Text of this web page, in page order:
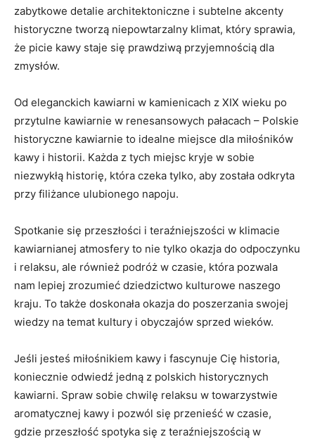
zabytkowe ⁢detalie architektoniczne i subtelne akcenty
historyczne ⁣tworzą niepowtarzalny klimat, który sprawia,
że picie kawy staje się prawdziwą przyjemnością dla
zmysłów.
Od eleganckich kawiarni w kamienicach z ‍XIX wieku po
przytulne kawiarnie w renesansowych​ pałacach – Polskie
historyczne kawiarnie to idealne miejsce dla miłośników
kawy i historii. Każda ⁣z tych miejsc kryje⁤ w sobie
niezwykłą historię, która ​czeka tylko, ⁣aby ⁣została odkryta
⁤przy filiżance ulubionego ​napoju.
Spotkanie się przeszłości i ‍teraźniejszości w klimacie
kawiarnianej atmosfery to nie tylko okazja ⁢do odpoczynku
​i⁣ relaksu, ale również podróż⁣ w⁣ czasie,⁤ która pozwala
‌nam lepiej zrozumieć ‌dziedzictwo‍ kulturowe naszego
kraju. To także doskonała okazja do poszerzania swojej
wiedzy na temat kultury i ‍obyczajów sprzed wieków.
Jeśli jesteś ⁣miłośnikiem kawy i fascynuje⁢ Cię historia,
koniecznie odwiedź jedną z⁢ polskich historycznych
kawiarni. Spraw ⁢sobie‌ chwilę ​relaksu ‍w towarzystwie
aromatycznej⁢ kawy i pozwól się przenieść w czasie,
gdzie przeszłość spotyka się z ​teraźniejszością w‌